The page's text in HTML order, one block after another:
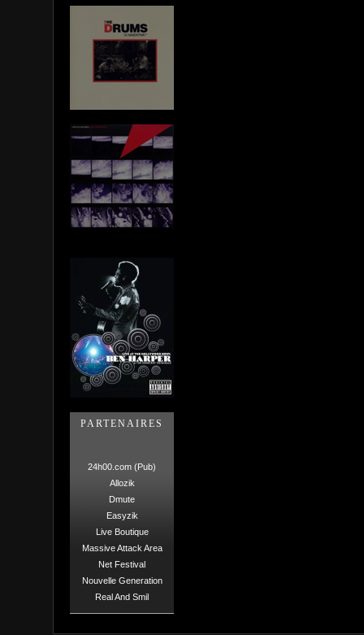
PARTENAIRES
24h00.com (Pub)
Allozik
Dmute
Easyzik
Live Boutique
Massive Attack Area
Net Festival
Nouvelle Generation
Real And Smil